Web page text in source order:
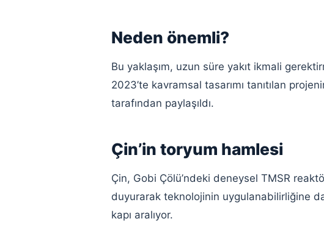
Neden önemli?
Bu yaklaşım, uzun süre yakıt ikmali
2023’te kavramsal tasarımı tanıtılan
tarafından paylaşıldı.
Çin’in toryum hamlesi
Çin, Gobi Çölü’ndeki deneysel TMSR
duyurarak teknolojinin uygulanabilirliğine
kapı aralıyor.